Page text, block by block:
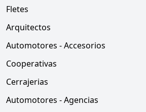
Fletes
Arquitectos
Automotores - Accesorios
Cooperativas
Cerrajerias
Automotores - Agencias